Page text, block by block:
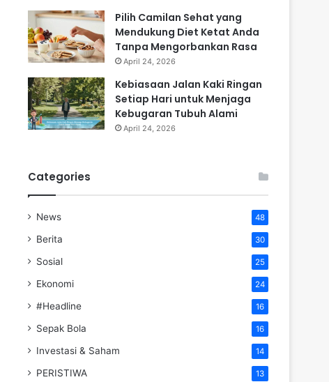
Pilih Camilan Sehat yang
Mendukung Diet Ketat Anda
Tanpa Mengorbankan Rasa
April 24, 2026
Kebiasaan Jalan Kaki Ringan
Setiap Hari untuk Menjaga
Kebugaran Tubuh Alami
April 24, 2026
Categories
News 48
Berita 30
Sosial 25
Ekonomi 24
#Headline 16
Sepak Bola 16
Investasi & Saham 14
PERISTIWA 13